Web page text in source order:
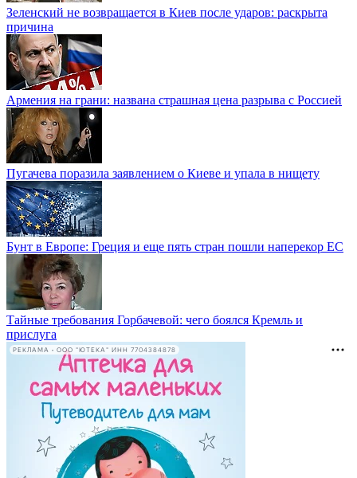
Зеленский не возвращается в Киев после ударов: раскрыта
причина
Армения на грани: названа страшная цена разрыва с Россией
Пугачева поразила заявлением о Киеве и упала в нищету
Бунт в Европе: Греция и еще пять стран пошли наперекор ЕС
Тайные требования Горбачевой: чего боялся Кремль и
прислуга
РЕКЛАМА • ООО "ЮТЕКА" ИНН 7704384878